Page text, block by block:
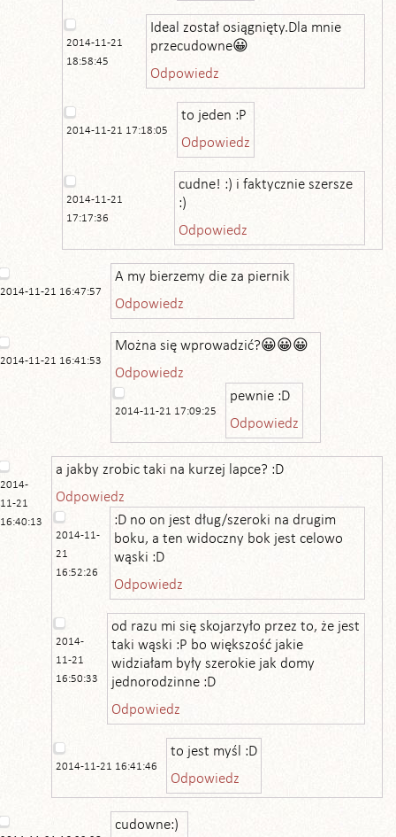
2014-11-21
18:58:45
Ideal został osiągnięty.Dla mnie
przecudowne😀
Odpowiedz
2014-11-21 17:18:05
to jeden :P
Odpowiedz
2014-11-21
17:17:36
cudne! :) i faktycznie szersze
:)
Odpowiedz
2014-11-21 16:47:57
A my bierzemy die za piernik
Odpowiedz
2014-11-21 16:41:53
Można się wprowadzić?😀😀😀
Odpowiedz
2014-11-21 17:09:25
pewnie :D
Odpowiedz
2014-
11-21
16:40:13
a jakby zrobic taki na kurzej lapce? :D
Odpowiedz
2014-11-
21
16:52:26
:D no on jest dług/szeroki na drugim
boku, a ten widoczny bok jest celowo
wąski :D
Odpowiedz
2014-
11-21
16:50:33
od razu mi się skojarzyło przez to, że jest
taki wąski :P bo większość jakie
widziałam były szerokie jak domy
jednorodzinne :D
Odpowiedz
2014-11-21 16:41:46
to jest myśl :D
Odpowiedz
cudowne:)